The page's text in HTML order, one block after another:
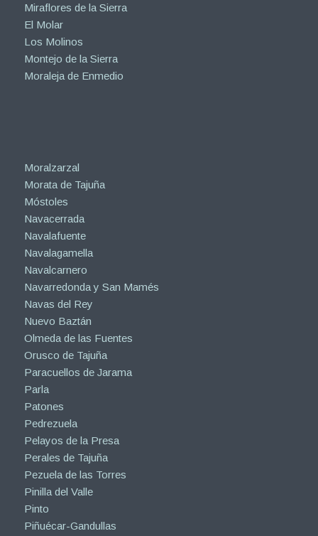
Miraflores de la Sierra
El Molar
Los Molinos
Montejo de la Sierra
Moraleja de Enmedio
Moralzarzal
Morata de Tajuña
Móstoles
Navacerrada
Navalafuente
Navalagamella
Navalcarnero
Navarredonda y San Mamés
Navas del Rey
Nuevo Baztán
Olmeda de las Fuentes
Orusco de Tajuña
Paracuellos de Jarama
Parla
Patones
Pedrezuela
Pelayos de la Presa
Perales de Tajuña
Pezuela de las Torres
Pinilla del Valle
Pinto
Piñuécar-Gandullas